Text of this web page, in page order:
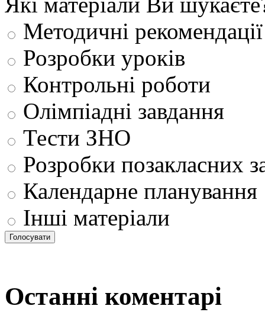
Методичні рекомендації
Розробки уроків
Контрольні роботи
Олімпіадні завдання
Тести ЗНО
Розробки позакласних
Календарне планування
Інші матеріали
Останні коментарі